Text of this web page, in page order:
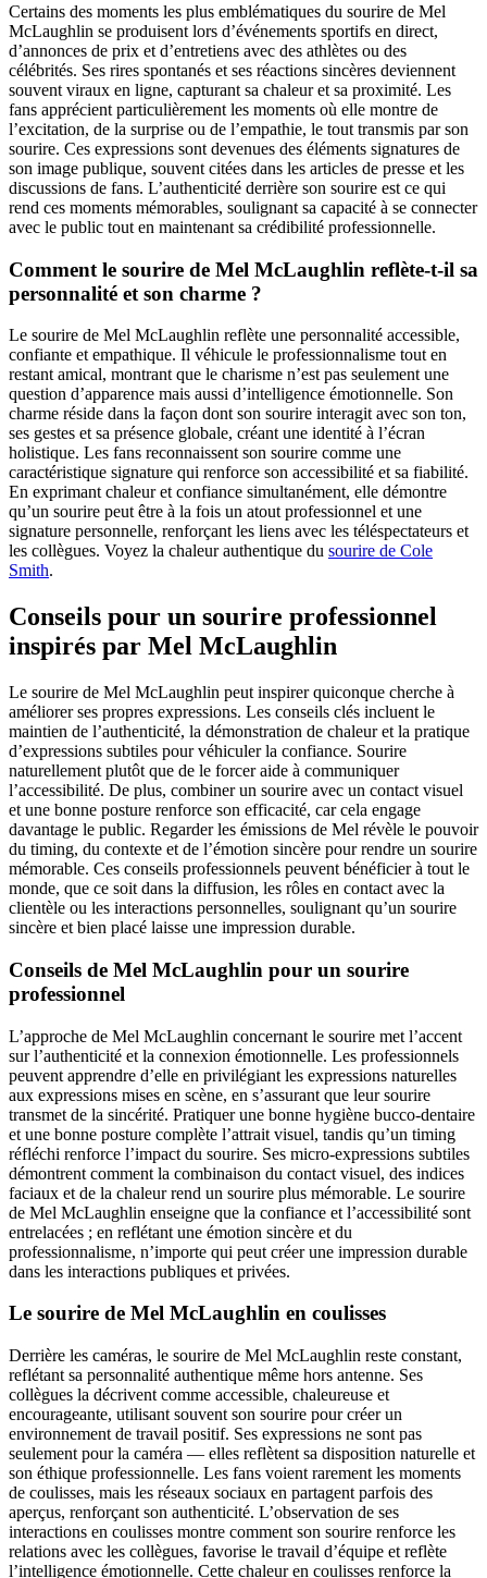
Certains des moments les plus emblématiques du sourire de Mel
McLaughlin se produisent lors d’événements sportifs en direct,
d’annonces de prix et d’entretiens avec des athlètes ou des
célébrités. Ses rires spontanés et ses réactions sincères deviennent
souvent viraux en ligne, capturant sa chaleur et sa proximité. Les
fans apprécient particulièrement les moments où elle montre de
l’excitation, de la surprise ou de l’empathie, le tout transmis par son
sourire. Ces expressions sont devenues des éléments signatures de
son image publique, souvent citées dans les articles de presse et les
discussions de fans. L’authenticité derrière son sourire est ce qui
rend ces moments mémorables, soulignant sa capacité à se connecter
avec le public tout en maintenant sa crédibilité professionnelle.
Comment le sourire de Mel McLaughlin reflète-t-il sa
personnalité et son charme ?
Le sourire de Mel McLaughlin reflète une personnalité accessible,
confiante et empathique. Il véhicule le professionnalisme tout en
restant amical, montrant que le charisme n’est pas seulement une
question d’apparence mais aussi d’intelligence émotionnelle. Son
charme réside dans la façon dont son sourire interagit avec son ton,
ses gestes et sa présence globale, créant une identité à l’écran
holistique. Les fans reconnaissent son sourire comme une
caractéristique signature qui renforce son accessibilité et sa fiabilité.
En exprimant chaleur et confiance simultanément, elle démontre
qu’un sourire peut être à la fois un atout professionnel et une
signature personnelle, renforçant les liens avec les téléspectateurs et
les collègues. Voyez la chaleur authentique du sourire de Cole
Smith.
Conseils pour un sourire professionnel
inspirés par Mel McLaughlin
Le sourire de Mel McLaughlin peut inspirer quiconque cherche à
améliorer ses propres expressions. Les conseils clés incluent le
maintien de l’authenticité, la démonstration de chaleur et la pratique
d’expressions subtiles pour véhiculer la confiance. Sourire
naturellement plutôt que de le forcer aide à communiquer
l’accessibilité. De plus, combiner un sourire avec un contact visuel
et une bonne posture renforce son efficacité, car cela engage
davantage le public. Regarder les émissions de Mel révèle le pouvoir
du timing, du contexte et de l’émotion sincère pour rendre un sourire
mémorable. Ces conseils professionnels peuvent bénéficier à tout le
monde, que ce soit dans la diffusion, les rôles en contact avec la
clientèle ou les interactions personnelles, soulignant qu’un sourire
sincère et bien placé laisse une impression durable.
Conseils de Mel McLaughlin pour un sourire
professionnel
L’approche de Mel McLaughlin concernant le sourire met l’accent
sur l’authenticité et la connexion émotionnelle. Les professionnels
peuvent apprendre d’elle en privilégiant les expressions naturelles
aux expressions mises en scène, en s’assurant que leur sourire
transmet de la sincérité. Pratiquer une bonne hygiène bucco-dentaire
et une bonne posture complète l’attrait visuel, tandis qu’un timing
réfléchi renforce l’impact du sourire. Ses micro-expressions subtiles
démontrent comment la combinaison du contact visuel, des indices
faciaux et de la chaleur rend un sourire plus mémorable. Le sourire
de Mel McLaughlin enseigne que la confiance et l’accessibilité sont
entrelacées ; en reflétant une émotion sincère et du
professionnalisme, n’importe qui peut créer une impression durable
dans les interactions publiques et privées.
Le sourire de Mel McLaughlin en coulisses
Derrière les caméras, le sourire de Mel McLaughlin reste constant,
reflétant sa personnalité authentique même hors antenne. Ses
collègues la décrivent comme accessible, chaleureuse et
encourageante, utilisant souvent son sourire pour créer un
environnement de travail positif. Ses expressions ne sont pas
seulement pour la caméra — elles reflètent sa disposition naturelle et
son éthique professionnelle. Les fans voient rarement les moments
de coulisses, mais les réseaux sociaux en partagent parfois des
aperçus, renforçant son authenticité. L’observation de ses
interactions en coulisses montre comment son sourire renforce les
relations avec les collègues, favorise le travail d’équipe et reflète
l’intelligence émotionnelle. Cette chaleur en coulisses renforce la